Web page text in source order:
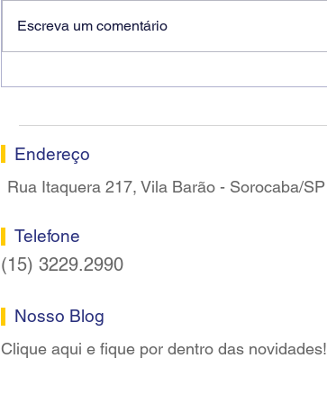
Escreva um comentário
Endereço
Rua Itaquera 217, Vila Barão - Sorocaba/SP
Telefone
(15) 3229.2990
Nosso Blog
Clique aqui e fique por dentro das novidades!